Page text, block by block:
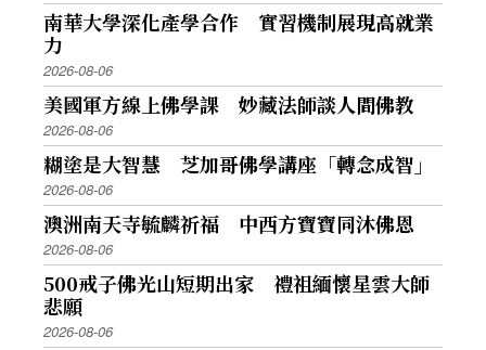
南華大學深化產學合作 實習機制展現高就業
力
2026-08-06
美國軍方線上佛學課 妙藏法師談人間佛教
2026-08-06
糊塗是大智慧 芝加哥佛學講座「轉念成智」
2026-08-06
澳洲南天寺毓麟祈福 中西方寶寶同沐佛恩
2026-08-06
500戒子佛光山短期出家 禮祖緬懷星雲大師
悲願
2026-08-06